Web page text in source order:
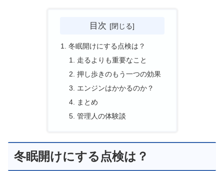
目次
冬眠開けにする点検は？
走るよりも重要なこと
押し歩きのもう一つの効果
エンジンはかかるのか？
まとめ
管理人の体験談
冬眠開けにする点検は？